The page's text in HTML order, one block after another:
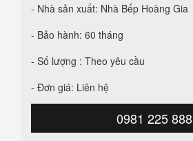
- Nhà sản xuất: Nhà Bếp Hoàng Gia
- Bảo hành: 60 tháng
- Số lượng : Theo yêu cầu
- Đơn giá: Liên hệ
0981 225 888